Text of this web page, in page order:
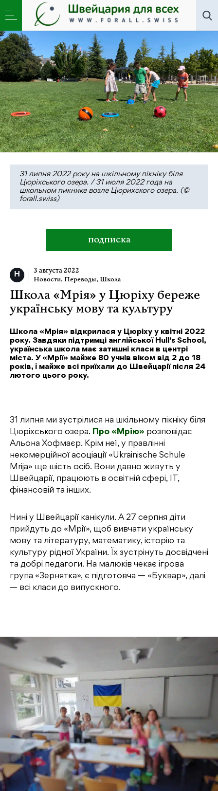
Новости Переводы,Школа» Школа «Мрія» у
Цюріху береже українську мову та культуру
31 липня 2022 року на шкільному пікніку біля
Цюріхського озера. / 31 июля 2022 года на
школьном пикнике возле Цюрихского озера. (©
forall.swiss)
подписка
3 августа 2022
Новости, Переводы, Школа
Школа «Мрія» у Цюріху береже
українську мову та культуру
Школа «Мрія» відкрилася у Цюріху у квітні 2022
року. Завдяки підтримці англійської Hull's School,
українська школа має затишні класи в центрі
міста. У «Мрії» майже 80 учнів віком від 2 до 18
років, i майже всі приїхали до Швейцарії після 24
лютого цього року.
31 липня ми зустрілися на шкільному пікніку біля
Цюріхського озера. Про «Мрію» розповідає
Альона Хофмаєр. Крім неї, у правлінні
некомерційної асоціації «Ukrainische Schule
Mrija» ще шiсть осіб. Вони давно живуть у
Швейцарії, працюють в освітній сфері, IT,
фінансовій та інших.
Нині у Швейцарії канікули. А 27 серпня діти
прийдуть до «Мрії», щоб вивчати українську
мову та літературу, математику, історію та
культуру рідної України. Їх зустрінуть досвідчені
та добрі педагоги. На малюків чекає ігрова
група «Зернятка», є підготовча — «Буквар», далі
— всі класи до випускного.